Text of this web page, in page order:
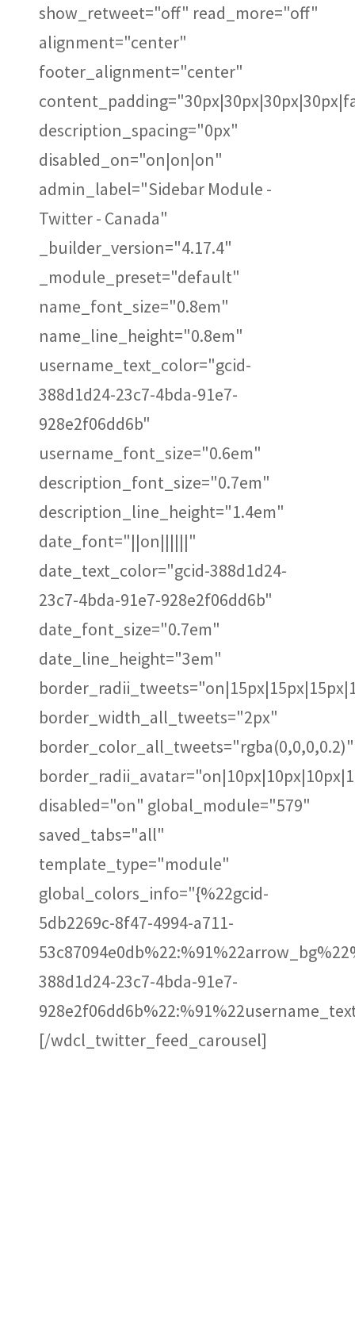
show_retweet="off" read_more="off"
alignment="center"
footer_alignment="center"
description_spacing="0px"
disabled_on="on|on|on"
admin_label="Sidebar Module -
Twitter - Canada"
_builder_version="4.17.4"
_module_preset="default"
name_font_size="0.8em"
name_line_height="0.8em"
username_text_color="gcid-
388d1d24-23c7-4bda-91e7-
928e2f06dd6b"
username_font_size="0.6em"
description_font_size="0.7em"
description_line_height="1.4em"
date_font="||on||||||"
date_text_color="gcid-388d1d24-
23c7-4bda-91e7-928e2f06dd6b"
date_font_size="0.7em"
date_line_height="3em"
border_width_all_tweets="2px"
border_color_all_tweets="rgba(0,0,0,0.2)"
disabled="on" global_module="579"
saved_tabs="all"
template_type="module"
global_colors_info="{%22gcid-
5db2269c-8f47-4994-a711-
388d1d24-23c7-4bda-91e7-
[/wdcl_twitter_feed_carousel]